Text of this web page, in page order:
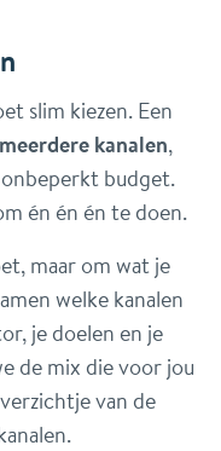
slim kiezen. Een
meerdere kanalen,
budget.
én én én te doen.
maar om wat je
welke kanalen
je doelen en je
de mix die voor jou
van de